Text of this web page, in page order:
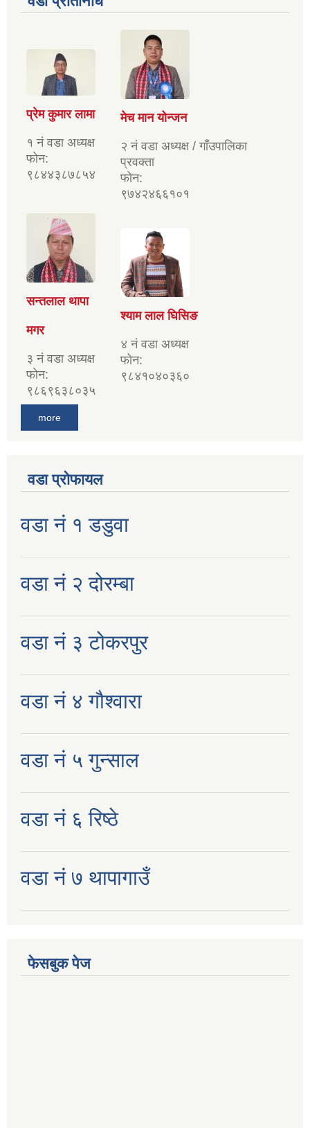
प्रेम कुमार लामा
१ नं वडा अध्यक्ष
फोन:
९८४४३८७८५४
मेच मान योन्जन
२ नं वडा अध्यक्ष / गाँउपालिका
प्रवक्ता
फोन:
९७४२४६६१०१
सन्तलाल थापा
मगर
३ नं वडा अध्यक्ष
फोन:
९८६९६३८०३५
श्याम लाल घिसिङ
४ नं वडा अध्यक्ष
फोन:
९८४१०४०३६०
more
वडा प्रोफायल
वडा नं १ डडुवा
वडा नं २ दोरम्बा
वडा नं ३ टोकरपुर
वडा नं ४ गौश्वारा
वडा नं ५ गुन्साल
वडा नं ६ रिष्ठे
वडा नं ७ थापागाउँ
फेसबुक पेज